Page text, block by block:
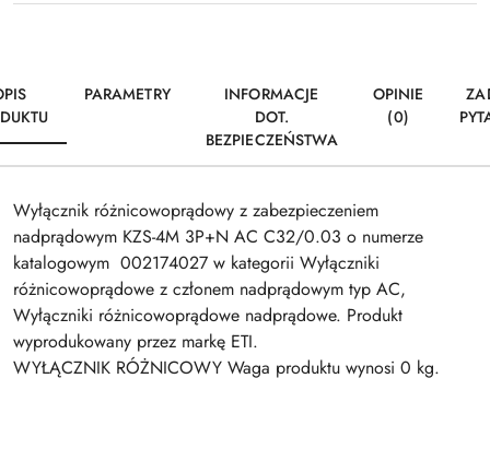
PARAMETRY
INFORMACJE
DOT.
BEZPIECZEŃSTWA
OPINIE
(0)
Wyłącznik różnicowoprądowy z zabezpieczeniem
nadprądowym KZS-4M 3P+N AC C32/0.03 o numerze
katalogowym 002174027 w kategorii Wyłączniki
różnicowoprądowe z członem nadprądowym typ AC,
Wyłączniki różnicowoprądowe nadprądowe. Produkt
wyprodukowany przez markę ETI.
WYŁĄCZNIK RÓŻNICOWY Waga produktu wynosi 0 kg.